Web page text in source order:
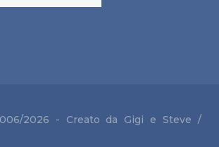
2026 - Creato da Gigi eSteve /